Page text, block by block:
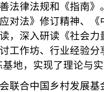
法律法规和《指南
对法》修订精神、
，深入研读《社会
工作坊、行业经验分
地，实现了理论与
联合中国乡村发展